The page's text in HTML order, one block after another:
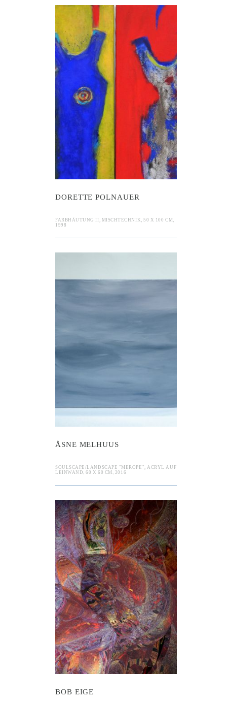
Polnauer
DORETTE POLNAUER
FARBHÄUTUNG II, MISCHTECHNIK, 50 X 100 CM,
1998
ÅSNE MELHUUS
SOULSCAPE/LANDSCAPE "MEROPE", ACRYL AUF
LEINWAND, 60 X 60 CM, 2016
BOB EIGE